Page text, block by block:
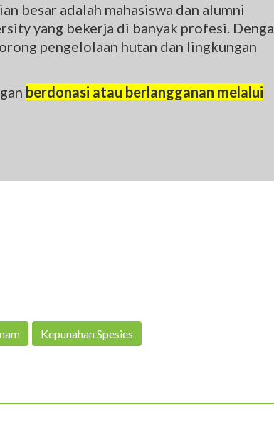
besar adalah mahasiswa dan alumni
yang bekerja di banyak profesi.
pengelolaan hutan dan lingkungan
berdonasi atau berlangganan melalui
Kepunahan Spesies